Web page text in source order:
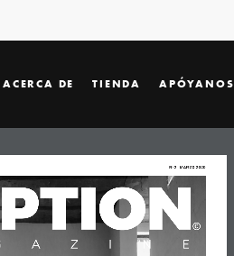
ACERCA DE TIENDA APÓYANOS
Nº2   MARZO 2020